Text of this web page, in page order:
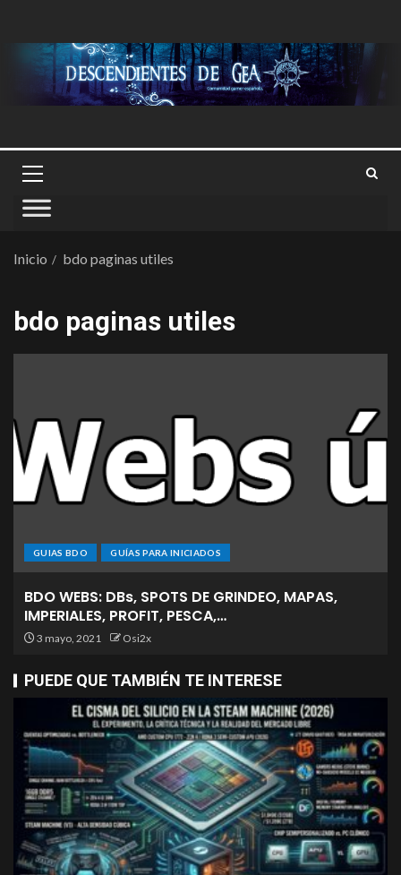
Inicio bdo paginas utiles
bdo paginas utiles
GUIAS BDO GUÍAS PARA INICIADOS
BDO WEBS: DBs, SPOTS DE GRINDEO, MAPAS,
IMPERIALES, PROFIT, PESCA,…
3 mayo, 2021 Osi2x
PUEDE QUE TAMBIÉN TE INTERESE